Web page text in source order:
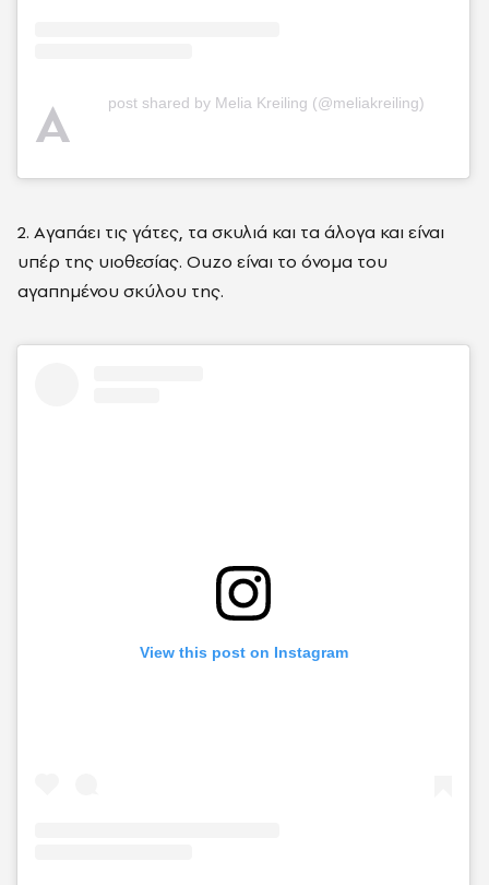
A post shared by Melia Kreiling (@meliakreiling)
2. Aγαπάει τις γάτες, τα σκυλιά και τα άλογα και είναι
υπέρ της υιοθεσίας. Ouzo είναι το όνομα του
αγαπημένου σκύλου της.
View this post on Instagram